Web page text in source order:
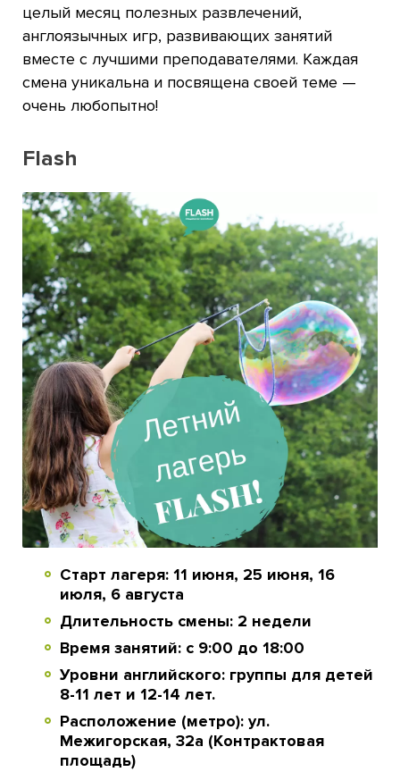
целый месяц полезных развлечений,
англоязычных игр, развивающих занятий
вместе с лучшими преподавателями. Каждая
смена уникальна и посвящена своей теме —
очень любопытно!
Flash
Старт лагеря: 11 июня, 25 июня, 16
июля, 6 августа
Длительность смены: 2 недели
Время занятий: с 9:00 до 18:00
Уровни английского: группы для детей
8-11 лет и 12-14 лет.
Расположение (метро): ул.
Межигорская, 32а (Контрактовая
площадь)